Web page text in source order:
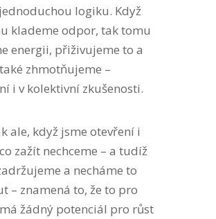
logiku. Když
klademe odpor, tak tomu
energii, přiživujeme to a
zhmotňujeme –
i v kolektivní zkušenosti.
ale, když jsme otevření i
zažít nechceme – a tudíž
a necháme to
– znamená to, že to pro
žádný potenciál pro růst